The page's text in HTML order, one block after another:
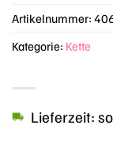
Lieferzeit:
Artikelnummer:
Kategorie: Kette